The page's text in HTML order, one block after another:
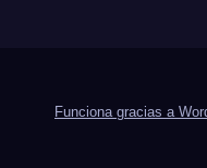
Funciona gracias a